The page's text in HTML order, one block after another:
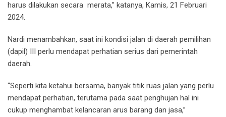
harus dilakukan secara merata,” katanya, Kamis, 21 Februari
2024.
Nardi menambahkan, saat ini kondisi jalan di daerah pemilihan
(dapil) III perlu mendapat perhatian serius dari pemerintah
daerah.
“Seperti kita ketahui bersama, banyak titik ruas jalan yang perlu
mendapat perhatian, terutama pada saat penghujan hal ini
cukup menghambat kelancaran arus barang dan jasa,”